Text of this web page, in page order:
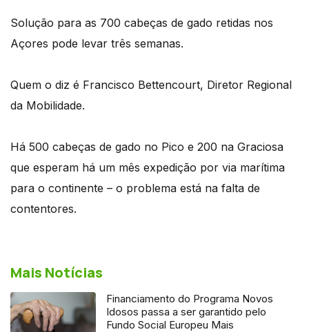
Solução para as 700 cabeças de gado retidas nos
Açores pode levar três semanas.
Quem o diz é Francisco Bettencourt, Diretor Regional
da Mobilidade.
Há 500 cabeças de gado no Pico e 200 na Graciosa
que esperam há um mês expedição por via marítima
para o continente – o problema está na falta de
contentores.
Mais Notícias
Financiamento do Programa Novos
Idosos passa a ser garantido pelo
Fundo Social Europeu Mais